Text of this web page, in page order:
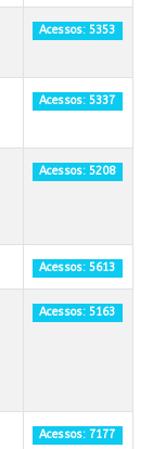
Acessos: 5353
Acessos: 5337
Acessos: 5208
Acessos: 5613
Acessos: 5163
Acessos: 7177